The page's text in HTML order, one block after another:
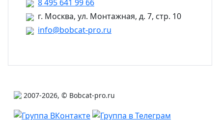
8 495 641 99 66
г. Москва, ул. Монтажная, д. 7, стр. 10
info@bobcat-pro.ru
2007-2026, © Bobcat-pro.ru